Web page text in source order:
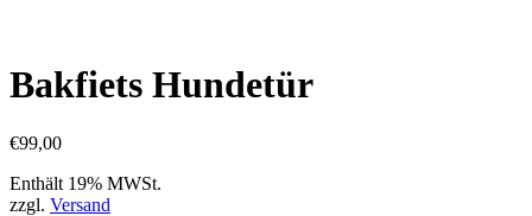
Bakfiets Hundetür
€99,00
Enthält 19% MWSt.
zzgl. Versand